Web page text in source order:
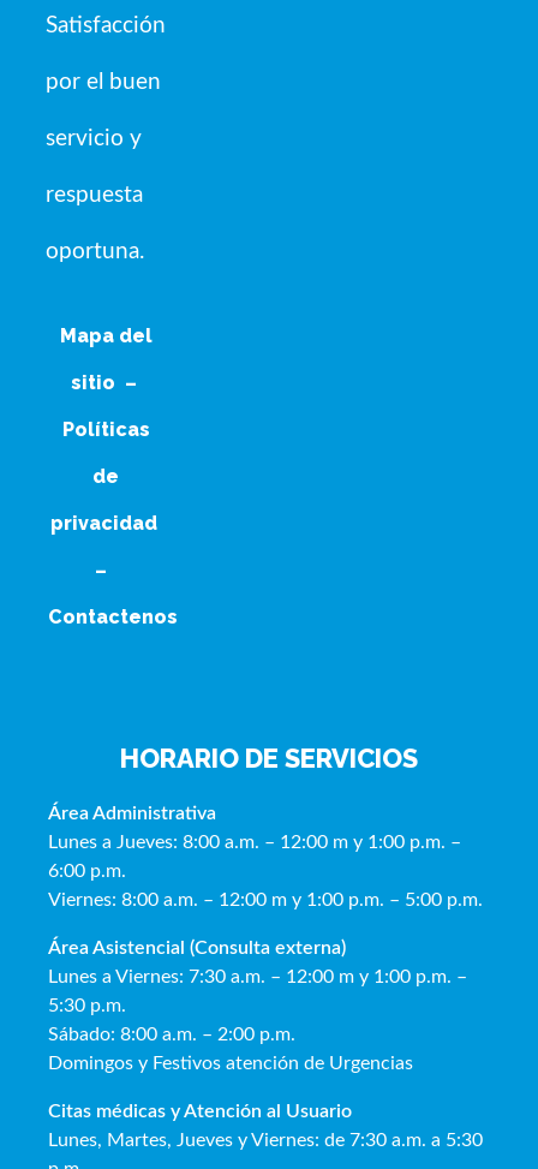
Satisfacción
por el buen
servicio y
respuesta
oportuna.
Mapa del
sitio –
Políticas
de
privacidad
–
Contactenos
HORARIO DE SERVICIOS
Área Administrativa
Lunes a Jueves: 8:00 a.m. – 12:00 m y 1:00 p.m. –
6:00 p.m.
Viernes: 8:00 a.m. – 12:00 m y 1:00 p.m. – 5:00 p.m.
Área Asistencial (Consulta externa)
Lunes a Viernes: 7:30 a.m. – 12:00 m y 1:00 p.m. –
5:30 p.m.
Sábado: 8:00 a.m. – 2:00 p.m.
Domingos y Festivos atención de Urgencias
Citas médicas y Atención al Usuario
Lunes, Martes, Jueves y Viernes: de 7:30 a.m. a 5:30